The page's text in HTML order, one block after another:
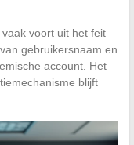
voort uit het feit
gebruikersnaam en
account. Het
blijft